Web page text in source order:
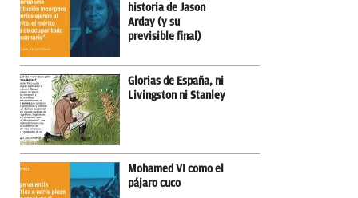
historia de Jason
Arday (y su
previsible final)
Glorias de España, ni
Livingston ni Stanley
Mohamed VI como el
pájaro cuco